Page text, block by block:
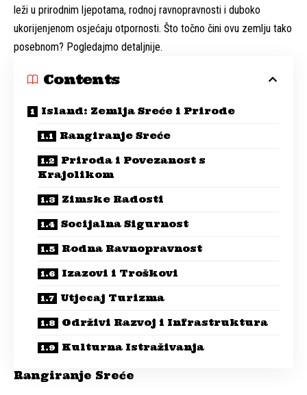
leži u prirodnim ljepotama, rodnoj ravnopravnosti i duboko
ukorijenjenom osjećaju otpornosti. Što točno čini ovu zemlju tako
posebnom? Pogledajmo detaljnije.
Contents
Island: Zemlja Sreće i Prirode
Rangiranje Sreće
Priroda i Povezanost s
Krajolikom
Zimske Radosti
Socijalna Sigurnost
Rodna Ravnopravnost
Izazovi i Troškovi
Utjecaj Turizma
Održivi Razvoj i Infrastruktura
Kulturna Istraživanja
Rangiranje Sreće